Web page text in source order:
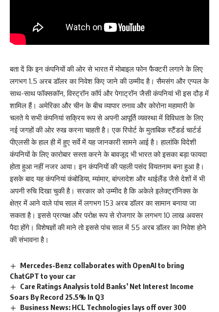
बता दें कि इन कंपनियों की ओर से भारत में मोबाइल फोन फैक्टरी लगाने के लिए
लगभग 1.5 अरब डॉलर का निवेश किए जाने की उम्मीद है। सैमसंग और एप्पल के
साथ-साथ फॉक्सकॉन, विस्ट्रॉन कॉर्प और पेगाट्रॉन जैसी कंपनियां भी इस दौड़ में
शामिल हैं। अमेरिका और चीन के बीच व्यापार तनाव और कोरोना महामारी के
चलते ये सभी कंपनियां सक्रिय रूप से अपनी आपूर्ति व्यवस्था में विविधता के लिए
नई जगहों की ओर रुख करना चाहती है। एक रिपोर्ट के मुताबिक स्टैंडर्ड चार्टर्ड
पीएलसी के हाल ही में हुए सर्वे में यह जानकारी सामने आई है। हालांकि विदेशी
कंपनियों के लिए कारोबार सस्ता करने के बावजूद भी भारत को इसका बड़ा फायदा
होता हुआ नहीं नजर आया। इन कंपनियों की पहली पसंद वियतनाम बना हुआ है।
इसके बाद यह कंपनियां कंबोडिया, म्यांमार, बांग्लादेश और थाईलैंड जैसे देशों में भी
अपनी रुचि दिखा चुकी है। सरकार को उम्मीद है कि अकेले इलेक्ट्रॉनिक्स के
क्षेत्र में आने वाले पांच साल में लगभग 153 अरब डॉलर का सामान बनाया जा
सकता है। इससे प्रत्यक्ष और परोक्ष रूप से रोजगार के लगभग 10 लाख अवसर
पैदा होंगे। विशेषज्ञों की माने तो इससे पांच साल में 55 अरब डॉलर का निवेश होने
की संभावना है।
Mercedes-Benz collaborates with OpenAI to bring
ChatGPT to your car
Care Ratings Analysis told Banks’ Net Interest Income
Soars By Record 25.5% In Q3
Business News: HCL Technologies lays off over 300